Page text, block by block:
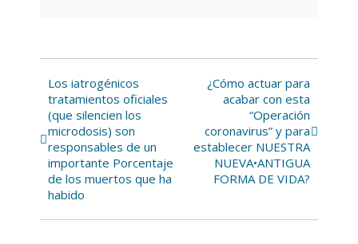
Navegación
del
Evento
Los iatrogénicos
tratamientos oficiales
(que silencien los
microdosis) son
responsables de un
importante Porcentaje
de los muertos que ha
habido
¿Cómo actuar para
acabar con esta
“Operación
coronavirus” y para
establecer NUESTRA
NUEVA•ANTIGUA
FORMA DE VIDA?